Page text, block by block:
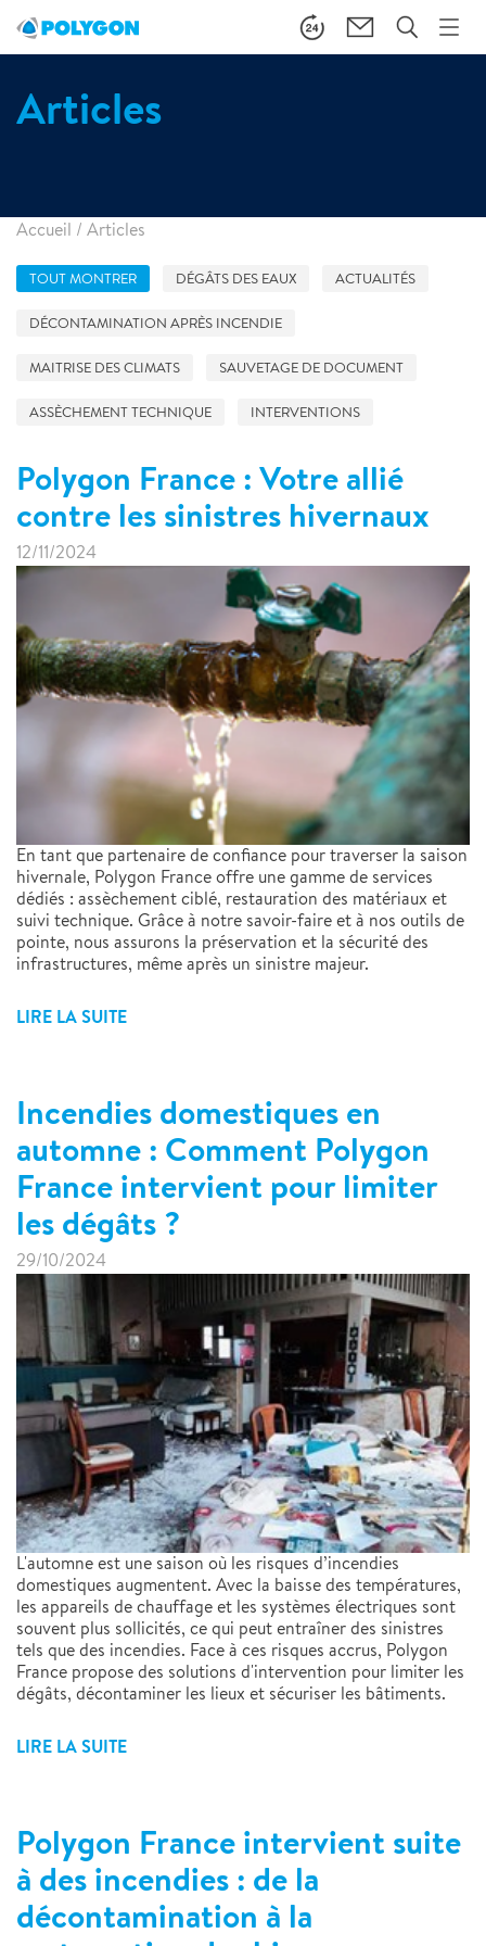
Articles
Accueil / Articles
TOUT MONTRER DÉGÂTS DES EAUX ACTUALITÉS
DÉCONTAMINATION APRÈS INCENDIE
MAITRISE DES CLIMATS SAUVETAGE DE DOCUMENT
ASSÈCHEMENT TECHNIQUE INTERVENTIONS
Polygon France : Votre allié
contre les sinistres hivernaux
12/11/2024
En tant que partenaire de confiance pour traverser la saison
hivernale, Polygon France offre une gamme de services
dédiés : assèchement ciblé, restauration des matériaux et
suivi technique. Grâce à notre savoir-faire et à nos outils de
pointe, nous assurons la préservation et la sécurité des
infrastructures, même après un sinistre majeur.
LIRE LA SUITE
Incendies domestiques en
automne : Comment Polygon
France intervient pour limiter
les dégâts ?
29/10/2024
L'automne est une saison où les risques d’incendies
domestiques augmentent. Avec la baisse des températures,
les appareils de chauffage et les systèmes électriques sont
souvent plus sollicités, ce qui peut entraîner des sinistres
tels que des incendies. Face à ces risques accrus, Polygon
France propose des solutions d'intervention pour limiter les
dégâts, décontaminer les lieux et sécuriser les bâtiments.
LIRE LA SUITE
Polygon France intervient suite
à des incendies : de la
décontamination à la